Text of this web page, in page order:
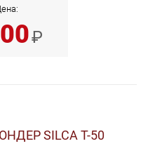
₽
SILCA T-50